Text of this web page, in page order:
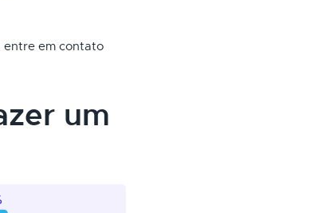
entre em contato
um